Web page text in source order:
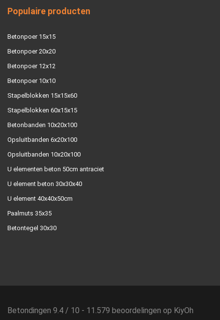
Populaire producten
Betonpoer 15x15
Betonpoer 20x20
Betonpoer 12x12
Betonpoer 10x10
Stapelblokken 15x15x60
Stapelblokken 60x15x15
Betonbanden 10x20x100
Opsluitbanden 6x20x100
Opsluitbanden 10x20x100
U elementen beton 50cm antraciet
U element beton 30x30x40
U element 40x40x50cm
Paalmuts 35x35
Betontegel 30x30
Betondingen 9.4 / 10 - 11.579 beoordelingen op KiyOh